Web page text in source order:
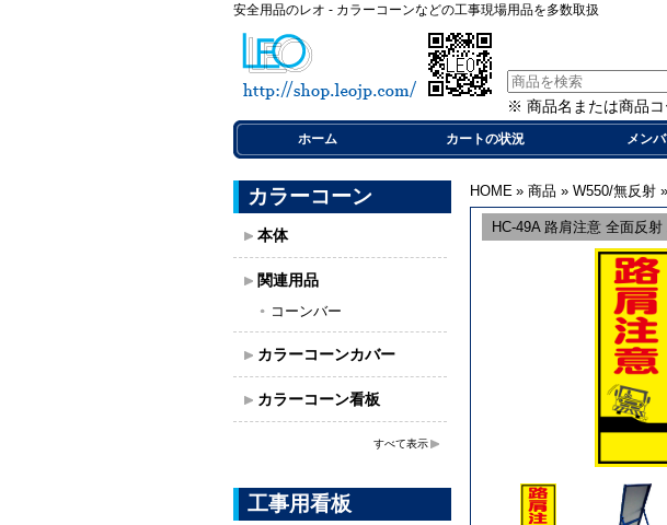
安全用品のレオ - カラーコーンなどの工事現場用品を多数取扱
※ 商品名または商品
ホーム カートの状況 メン
カラーコーン
本体
関連用品
コーンバー
カラーコーンカバー
カラーコーン看板
すべて表示
工事用看板
HOME » 商品 » W550/無反射 »
HC-49A 路肩注意 全面反